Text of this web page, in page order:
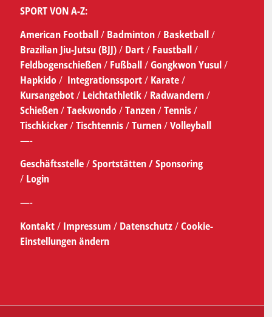
SPORT VON A-Z:
American Football/ Badminton/ Basketball/
Brazilian Jiu-Jutsu (BJJ)/ Dart/ Faustball/
Feldbogenschießen/ Fußball/Gongkwon Yusul/
Hapkido/ Integrationssport/ Karate/
Kursangebot/Leichtathletik/ Radwandern/
Schießen/Taekwondo/Tanzen/Tennis/
Tischkicker/Tischtennis/Turnen/Volleyball
—-
Geschäftsstelle/Sportstätten /Sponsoring
/ Login
—-
Kontakt/ Impressum / Datenschutz/Cookie-
Einstellungen ändern